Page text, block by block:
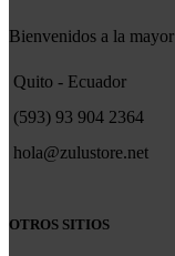
Bienvenidos a la
Quito - Ecuador
(593) 93 904 2364
hola@zulustore.net
OTROS SITIOS